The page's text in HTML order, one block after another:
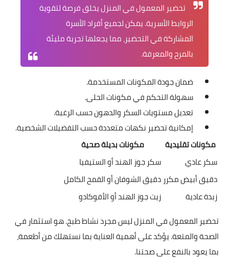
تحضير المعمول في المنزل يخلق فرصة لتقوية
الروابط الأسرية. يمكن لجميع أفراد الأسرة
المشاركة في التحضير، مما يجعلها تجربة مليئة
بالمرح والمعرفة.
ضمان جودة المكونات المستخدمة.
سهولة التحكم في مكونات الحلى.
تعديل مستويات السكر والدهون حسب الرغبة.
إمكانية تحضير نكهات متعددة حسب التفضيلات الشخصية.
مكونات تقليدية
مكونات بديلة صحية
سكر عادي
سكر جوز الهند أو الستيفيا
دقيق أبيض مكرر دقيق الشوفان أو القمح الكامل
زبدة عادية
زيت جوز الهند أو الأفوكادو
تحضير المعمول في المنزل ليس مجرد نشاط طبخ. هو استثمار في
الصحة والمتعة. يؤكد على أهمية العناية بما نستهلك من أطعمة،
بما يعود بالنفع على صحتنا.